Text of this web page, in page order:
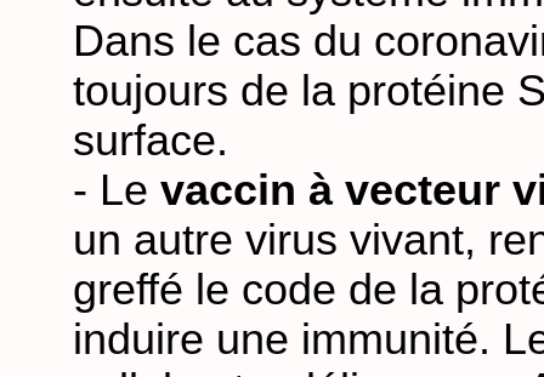
Dans le cas du
toujours de la protéine
surface.
- Le vaccin à vecteur
un autre virus vivant,
greffé le code de la
induire une immunité.